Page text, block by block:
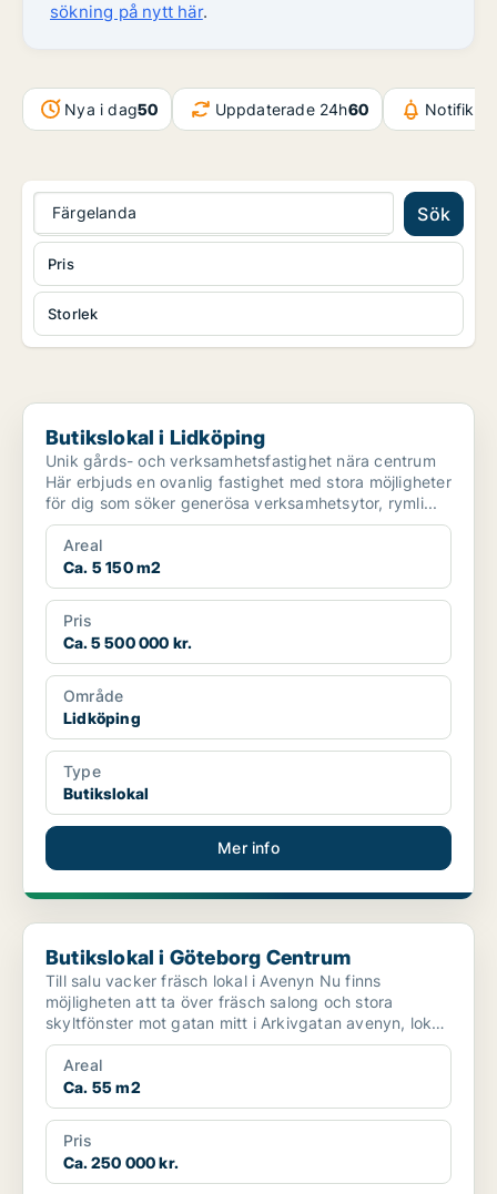
sökning på nytt här.
Nya i dag50 Uppdaterade 24h60
Färgelanda Sök
Storlek
Pris
Butikslokal i Lidköping
Butikslokal i Lidköping
Unik gårds- och verksamhetsfastighet nära centrum
Här erbjuds en ovanlig fastighet med stora möjligheter
för dig som söker generösa verksamhetsytor, rymli...
Areal
Ca. 5 150 m2
Pris
Ca. 5 500 000 kr.
Område
Lidköping
Type
Butikslokal
Mer info
Butikslokal i Göteborg Centrum
Butikslokal i Göteborg Centrum
Till salu vacker fräsch lokal i Avenyn Nu finns
möjligheten att ta över fräsch salong och stora
skyltfönster mot gatan mitt i Arkivgatan avenyn, lokal
i ce...
Areal
Ca. 55 m2
Pris
Ca. 250 000 kr.